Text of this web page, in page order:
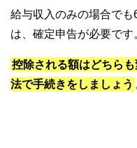
給与収入のみの場合で
は、確定申告が必要です
控除される額はどちら
法で手続きをしましょう